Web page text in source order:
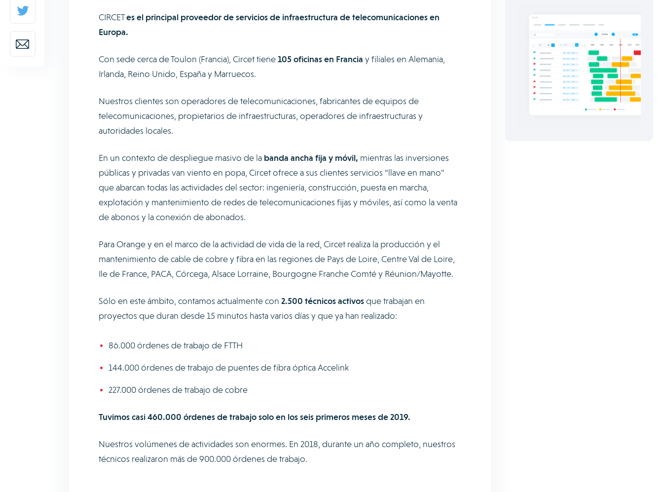
CIRCETes el principal proveedor de servicios de infraestructura de telecomunicaciones en
Europa.
Con sede cerca de Toulon (Francia), Circet tiene105 oficinas en Francia y filiales en Alemania,
Irlanda, Reino Unido, España y Marruecos.
Nuestros clientes son operadores de telecomunicaciones, fabricantes de equipos de
telecomunicaciones, propietarios de infraestructuras, operadores de infraestructuras y
autoridades locales.
En un contexto de despliegue masivo de labanda ancha fija y móvil, mientras las inversiones
públicas y privadas van viento en popa, Circet ofrece a sus clientes servicios “llave en mano”
que abarcan todas las actividades del sector: ingeniería, construcción, puesta en marcha,
explotación y mantenimiento de redes de telecomunicaciones fijas y móviles, así como la venta
de abonos y la conexión de abonados.
Para Orange y en el marco de la actividad de vida de la red, Circet realiza la producción y el
mantenimiento de cable de cobre y fibra en las regiones de Pays de Loire, Centre Val de Loire,
Ile de France, PACA, Córcega, Alsace Lorraine, Bourgogne Franche Comté y Réunion/Mayotte.
Sólo en este ámbito, contamos actualmente con 2.500 técnicos activosque trabajan en
proyectos que duran desde 15 minutos hasta varios días y que ya han realizado:
86.000 órdenes de trabajo de FTTH
144.000 órdenes de trabajo de puentes de fibra óptica Accelink
227.000 órdenes de trabajo de cobre
Tuvimos casi 460.000 órdenes de trabajo solo en los seis primeros meses de 2019.
Nuestros volúmenes de actividades son enormes. En 2018, durante un año completo, nuestros
técnicos realizaron más de 900.000 órdenes de trabajo.